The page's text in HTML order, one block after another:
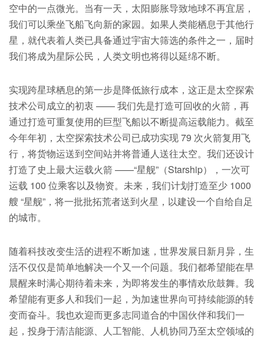
空中的一点微光。当有一天，太阳膨胀导致地球不再宜居，
我们可以乘坐飞船飞向新的家园。如果人类能栖息于其他行
星，就代表着人类已具备通过宇宙大筛选的条件之一，届时
我们将成为星际公民，人类文明也将得以延绵不断。
实现跨星球栖息的第一步是降低旅行成本，这正是太空探索
技术公司成立的初衷 —— 我们先是打造可回收的火箭，再
通过打造可重复使用的巨型飞船以不断提高运载能力。截至
今年年初，太空探索技术公司已成功实现 79 次火箭复用飞
行，将货物运送到空间站并将普通人送往太空。我们还设计
打造了史上最大运载火箭 ——“星舰”（Starship），一次可
运载 100 位乘客以及物资。未来，我们计划打造至少 1000
艘 “星舰”，将一批批拓荒者送到火星，以建设一个自给自足
的城市。
随着科技改变生活的进程不断加速，世界发展日新月异，生
活不仅仅是简单地解决一个又一个问题。我们都希望能在早
晨醒来时满心期待着未来，为即将发生的事情欢欣鼓舞。我
希望能有更多人和我们一起，为加速世界向可持续能源的转
变而奋斗。我也欢迎而更多志同道合的中国伙伴和我们一
起，投身于清洁能源、人工智能、人机协同乃至太空领域的